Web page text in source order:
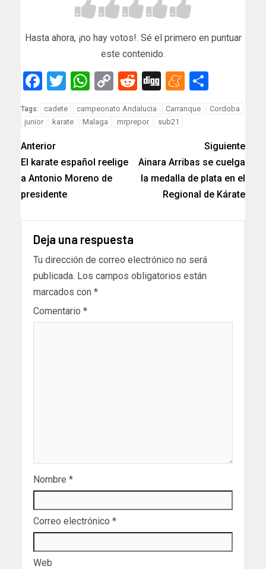
Hasta ahora, ¡no hay votos!. Sé el primero en puntuar
este contenido.
Facebook
Twitter
WhatsApp
Copy
Link
Reddit
Digg
Tags: cadete campeonato Andalucia Carranque
Cordoba
junior
karate Malaga mrprepor sub21
Anterior
El karate español reelige
a Antonio Moreno de
presidente
Siguiente
Ainara Arribas se cuelga
la medalla de plata en el
Regional de Kárate
Deja una respuesta
Tu dirección de correo electrónico no será
publicada. Los campos obligatorios están
marcados con *
Comentario *
Nombre *
Correo electrónico *
Web